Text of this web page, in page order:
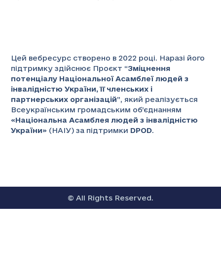
Цей вебресурс створено в 2022 році. Наразі його
підтримку здійснює Проєкт “Зміцнення
потенціалу Національної Асамблеї людей з
інвалідністю України, її членських і
партнерських організацій”, який реалізується
Всеукраїнським громадським об’єднанням
«Національна Асамблея людей з інвалідністю
України» (НАІУ) за підтримки DPOD.
© All Rights Reserved.